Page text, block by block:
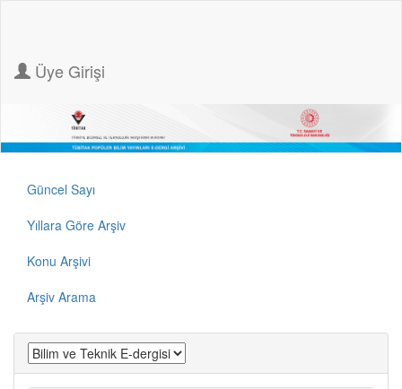
Üye Girişi
Güncel Sayı
Yıllara Göre Arşiv
Konu Arşivi
Arşiv Arama